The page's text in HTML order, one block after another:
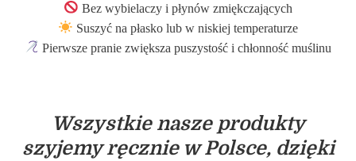
Bez wybielaczy i płynów zmiękczających
Suszyć na płasko lub w niskiej temperaturze
Pierwsze pranie zwiększa puszystość i chłonność muślinu
Wszystkie nasze produkty
szyjemy ręcznie w Polsce, dzięki